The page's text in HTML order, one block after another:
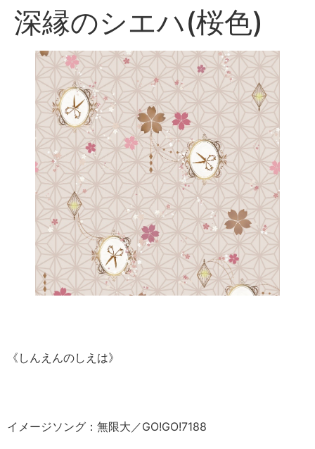
深縁のシエハ(桜色)
《しんえんのしえは》
イメージソング：無限大／GO!GO!7188